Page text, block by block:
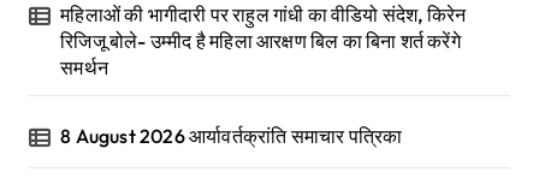
महिलाओं की भागीदारी पर राहुल गांधी का वीडियो संदेश, किरेन
रिजिजू बोले- उम्मीद है महिला आरक्षण बिल का बिना शर्त करेंगे
समर्थन
8 August 2026 आर्यावर्तक्रांति समाचार पत्रिका